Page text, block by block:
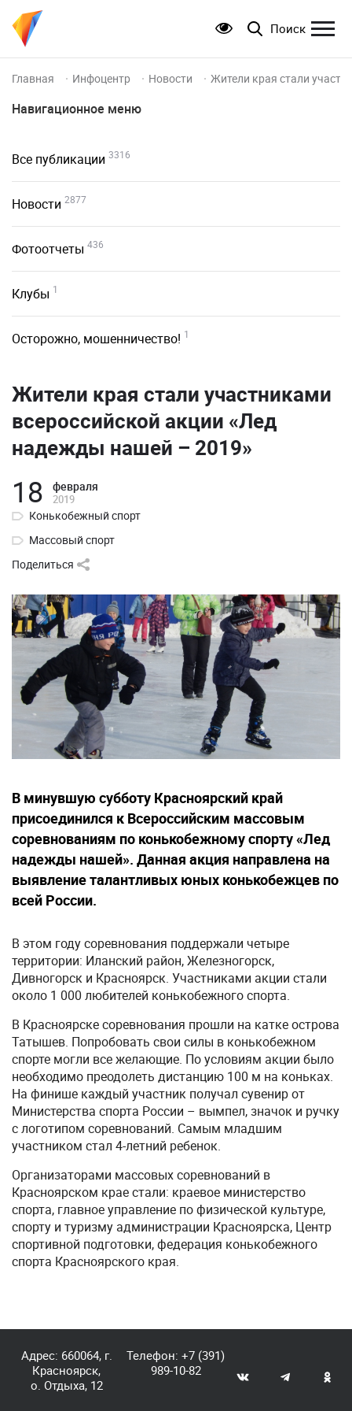
Поиск
Главная Инфоцентр Новости Жители края стали
Навигационное меню
Все публикации 3316
Новости 2877
Фотоотчеты 436
Клубы 1
Осторожно, мошенничество! 1
Жители края стали участниками
всероссийской акции «Лед
надежды нашей – 2019»
18 февраля
2019
Конькобежный спорт
Массовый спорт
Поделиться
В минувшую субботу Красноярский край
присоединился к Всероссийским массовым
соревнованиям по конькобежному спорту «Лед
надежды нашей». Данная акция направлена на
выявление талантливых юных конькобежцев по
всей России.
В этом году соревнования поддержали четыре
территории: Иланский район, Железногорск,
Дивногорск и Красноярск. Участниками акции стали
около 1 000 любителей конькобежного спорта.
В Красноярске соревнования прошли на катке острова
Татышев. Попробовать свои силы в конькобежном
спорте могли все желающие. По условиям акции было
необходимо преодолеть дистанцию 100 м на коньках.
На финише каждый участник получал сувенир от
Министерства спорта России – вымпел, значок и ручку
с логотипом соревнований. Самым младшим
участником стал 4-летний ребенок.
Организаторами массовых соревнований в
Красноярском крае стали: краевое министерство
спорта, главное управление по физической культуре,
спорту и туризму администрации Красноярска, Центр
спортивной подготовки, федерация конькобежного
спорта Красноярского края.
Адрес: 660064, г.
Красноярск,
о. Отдыха, 12
Телефон:+7 (391)
989-10-82